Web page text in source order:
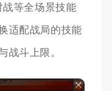
战等全场景技能
适配战局的技能
战斗上限。